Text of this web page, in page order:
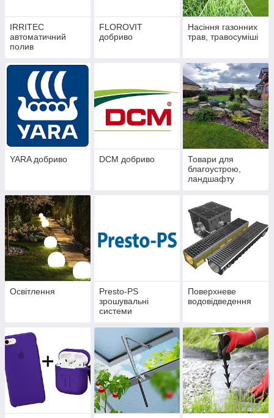
IRRITEC
автоматичний
полив
FLOROVIT
добриво
Насіння газонних
трав, травосуміші
YARA добриво DCM добриво
Товари для
благоустрою,
ландшафту
Освітлення
Presto-PS
зрошувальні
системи
Поверхневе
водовідведення